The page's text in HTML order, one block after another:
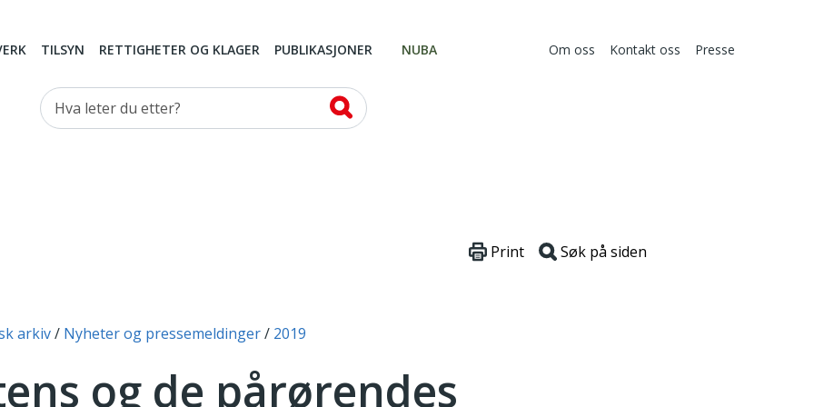
TILSYN RETTIGHETER OG KLAGER PUBLIKASJONER NUBA Om oss Kontakt oss Presse
Hva leter du etter?
arkiv Nyheter og pressemeldinger 2019
Print Søk på siden
og de pårørendes